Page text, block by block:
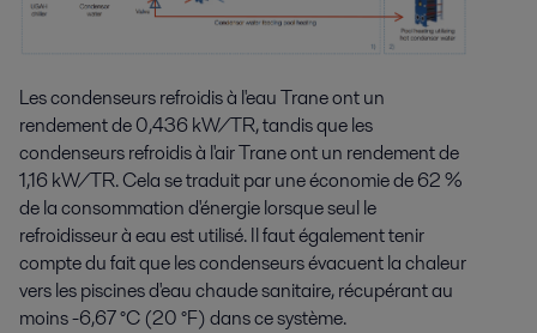
Les condenseurs refroidis à l'eau Trane ont un
rendement de 0,436 kW/TR, tandis que les
condenseurs refroidis à l'air Trane ont un rendement de
1,16 kW/TR. Cela se traduit par une économie de 62 %
de la consommation d'énergie lorsque seul le
refroidisseur à eau est utilisé. Il faut également tenir
compte du fait que les condenseurs évacuent la chaleur
vers les piscines d'eau chaude sanitaire, récupérant au
moins -6,67 °C (20 °F) dans ce système.